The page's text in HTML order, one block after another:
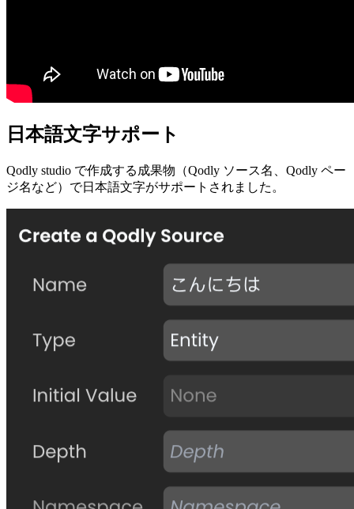
日本語文字サポート
Qodly studio で作成する成果物（Qodly ソース名、Qodly ペー
ジ名など）で日本語文字がサポートされました。